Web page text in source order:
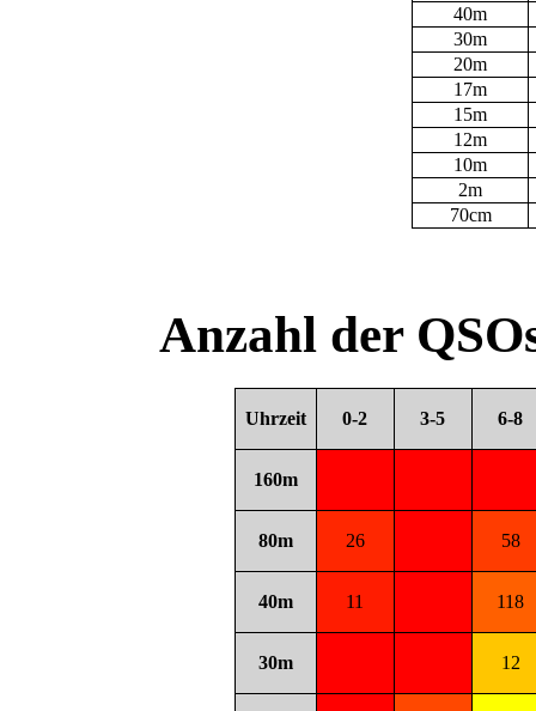
40m
30m
20m
17m
15m
12m
10m
2m
70cm
Anzahl der
Uhrzeit 0-2 3-5 6-8
160m
80m 26 58
40m 11 118
30m 12